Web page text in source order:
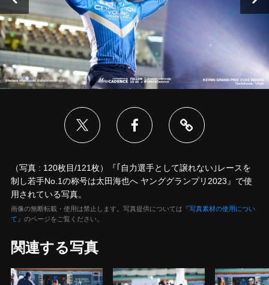
（写真 : 120枚目/121枚）『｢自力選手として譲れない｣レースを
制し若手No.1の称号は太田海也へ ヤンググランプリ2023』で使
用されている写真。
画像の無断転載・使用は禁止します。写真提供については『写真素材の使用につい
て 』のページをご覧ください。
関連する写真